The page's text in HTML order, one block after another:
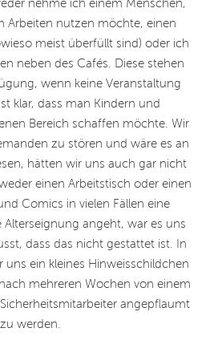
nehme ich einem Menschen,
Arbeiten nutzen möchte, einen
meist überfüllt sind) oder ich
neben des Cafés. Diese stehen
wenn keine Veranstaltung
klar, dass man Kindern und
Bereich schaffen möchte. Wir
zu stören und wäre es an
hätten wir uns auch gar nicht
einen Arbeitstisch oder einen
Comics in vielen Fällen eine
Alterseignung angeht, war es uns
dass das nicht gestattet ist. In
uns ein kleines Hinweisschildchen
mehreren Wochen von einem
angepflaumt
zu werden.